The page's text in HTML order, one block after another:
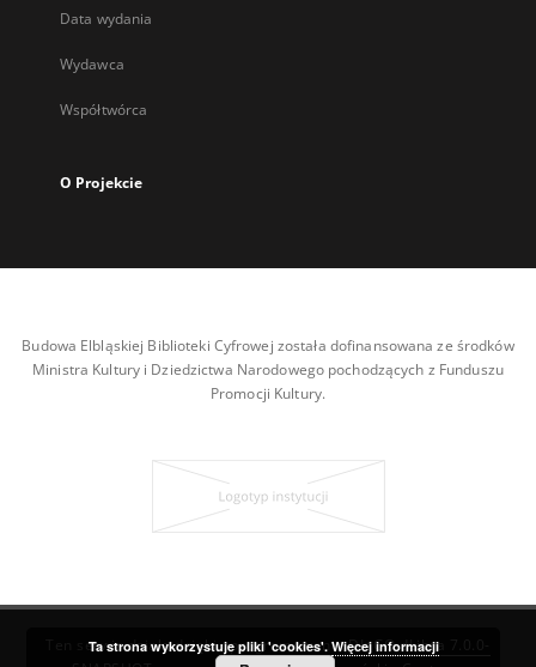
Data wydania
Wydawca
Współtwórca
O Projekcie
Budowa Elbląskiej Biblioteki Cyfrowej została dofinansowana ze środków
Ministra Kultury i Dziedzictwa Narodowego pochodzących z Funduszu
Promocji Kultury.
Ten serwis działa dzięki oprogramowaniuDInGO dLibra 7.0.0-
Ta strona wykorzystuje pliki 'cookies'. Więcej informacji